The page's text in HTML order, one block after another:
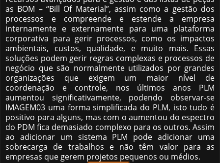
as BOM – “Bill Of Material”, assim como a gestão dos
processos e compreende e estende a empresa
internamente e externamente para uma plataforma
corporativa para gerir processos, como os impactos
ambientais, custos, qualidade, e muito mais. Essas
soluções podem gerir regras complexas e processos de
negócio que são normalmente utilizados por grandes
organizações que exigem um maior nível de
coordenação e controle, nos últimos anos PLM
aumentou significativamente, podendo observar-se
IMAGEM03 uma forma simplificada do PLM, isto tudo é
positivo para alguns, mas com o aumentou do espectro
do PDM fica demasiado complexo para os outros. Assim
ao adicionar um sistema PLM pode adicionar uma
sobrecarga de trabalhos e não têm valor para as
empresas que gerem projetos pequenos ou médios.